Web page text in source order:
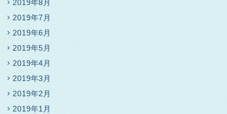
2019年8月
2019年7月
2019年6月
2019年5月
2019年4月
2019年3月
2019年2月
2019年1月